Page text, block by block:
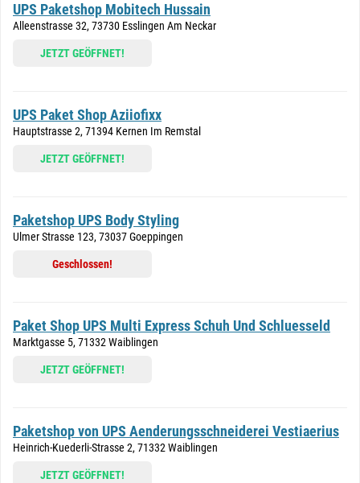
UPS Paketshop Mobitech Hussain
Alleenstrasse 32, 73730 Esslingen Am Neckar
JETZT GEÖFFNET!
UPS Paket Shop Aziiofixx
Hauptstrasse 2, 71394 Kernen Im Remstal
JETZT GEÖFFNET!
Paketshop UPS Body Styling
Ulmer Strasse 123, 73037 Goeppingen
Geschlossen!
Paket Shop UPS Multi Express Schuh Und Schluesseld
Marktgasse 5, 71332 Waiblingen
JETZT GEÖFFNET!
Paketshop von UPS Aenderungsschneiderei Vestiaerius
Heinrich-Kuederli-Strasse 2, 71332 Waiblingen
JETZT GEÖFFNET!